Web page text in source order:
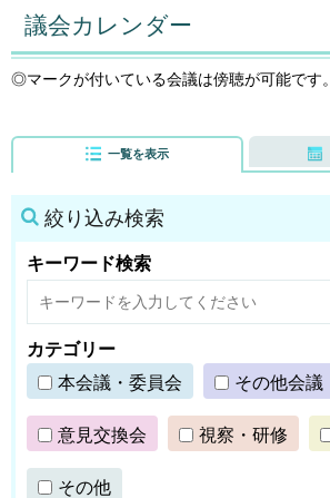
議会カレンダー
◎マークが付いている会議は傍聴が可能です。
一覧を表示
絞り込み検索
キーワード検索
カテゴリー
本会議・委員会
その他会議
意見交換会 視察・研修
その他